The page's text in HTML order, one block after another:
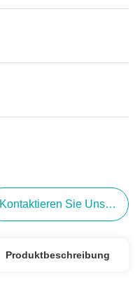
Kontaktieren Sie Uns Jetzt
Produktbeschreibung